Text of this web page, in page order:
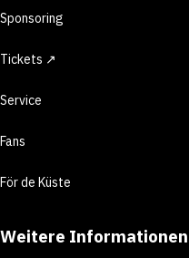
Sponsoring
Tickets ↗
Service
Fans
För de Küste
Weitere Informationen